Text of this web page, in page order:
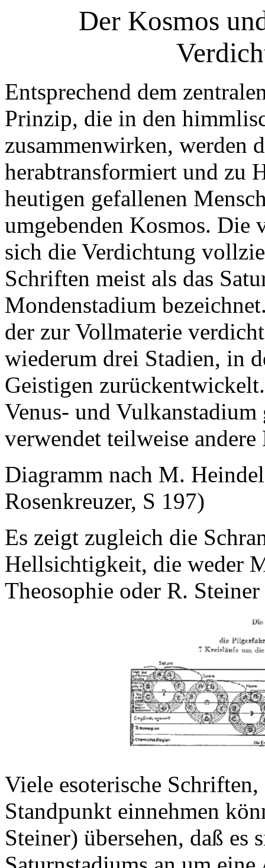
Der Kosmos
Entsprechend dem
Prinzip, die in den
zusammenwirken, werden
herabtransformiert und zu
heutigen gefallenen
umgebenden Kosmos. Die
sich die Verdichtung
Schriften meist als das
Mondenstadium
der zur Vollmaterie
wiederum drei Stadien, in
Geistigen
Venus- und
verwendet teilweise
Diagramm nach M.
Rosenkreuzer, S 197)
Es zeigt zugleich die
Hellsichtigkeit, die weder
Theosophie oder R.
Viele esoterische
Standpunkt einnehmen
Steiner) übersehen, daß es